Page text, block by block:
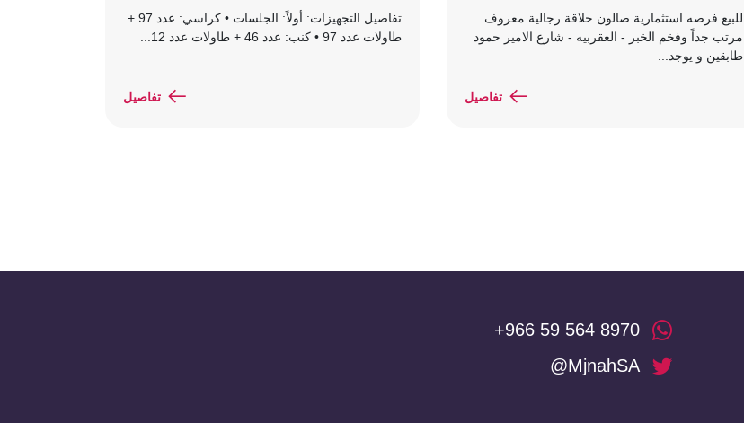
للبيع فرصه استثمارية صالون حلاقة رجالية معروف
مرتب جداً وفخم الخبر - العقربيه - شارع الامير حمود
طابقين و يوجد...
تفاصيل
تفاصيل التجهيزات: أولاً: الجلسات • كراسي: عدد 97 +
طاولات عدد 97 • كنب: عدد 46 + طاولات عدد 12...
تفاصيل
+966 59 564 8970
@MjnahSA